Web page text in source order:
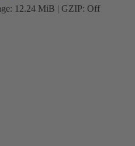
12.24 MiB | GZIP: Off